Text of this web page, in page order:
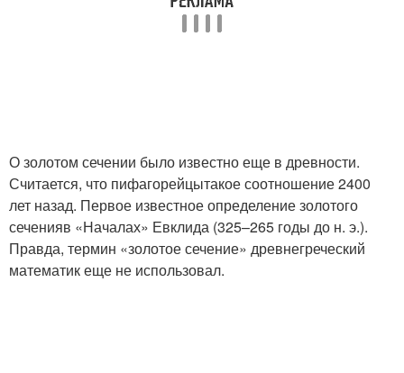
О золотом сечении было известно еще в древности.
Считается, что пифагорейцытакое соотношение 2400
лет назад. Первое известное определение золотого
сеченияв «Началах» Евклида (325–265 годы до н. э.).
Правда, термин «золотое сечение» древнегреческий
математик еще не использовал.